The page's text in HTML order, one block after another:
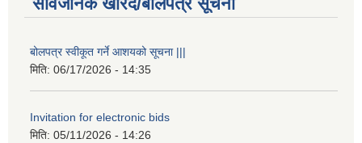
बोलपत्र स्वीकूत गर्ने आशयको सूचना |||
मिति: 06/17/2026 - 14:35
Invitation for electronic bids
मिति: 05/11/2026 - 14:26